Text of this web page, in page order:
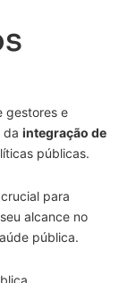
gestores e
da integração de
públicas.
para
alcance no
pública.